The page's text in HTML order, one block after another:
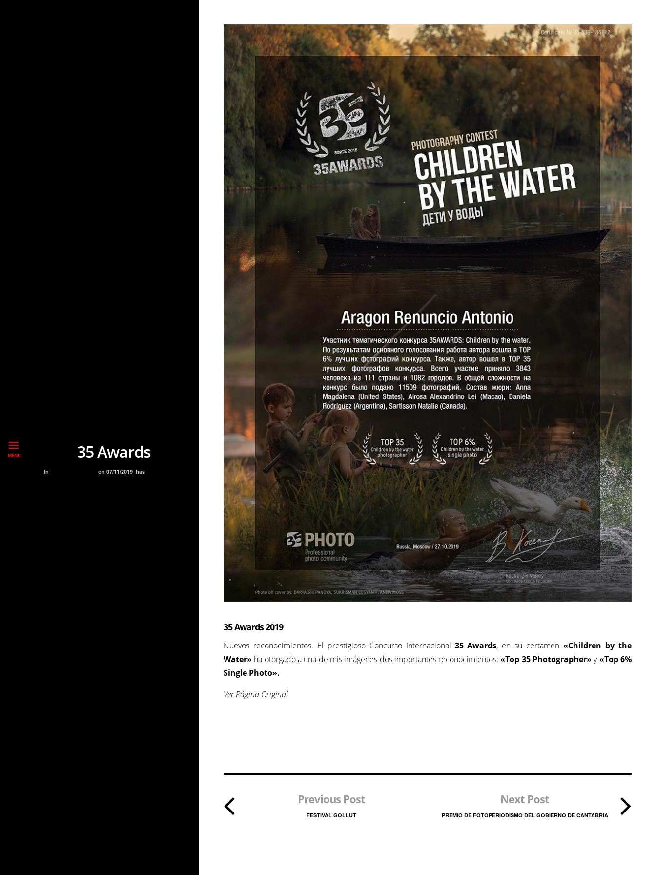
MENU 35 Awards
In on 07/11/2019has
35 Awards 2019
Nuevos reconocimientos. El prestigioso Concurso Internacional 35 Awards, en su certamen «Children by the
Water» ha otorgado a una de mis imágenes dos importantes reconocimientos:«Top 35 Photographer» y«Top 6%
Single Photo».
Ver Página Original
Previous Post
FESTIVAL GOLLUT
Next Post
PREMIO DE FOTOPERIODISMO DEL GOBIERNO DE CANTABRIA